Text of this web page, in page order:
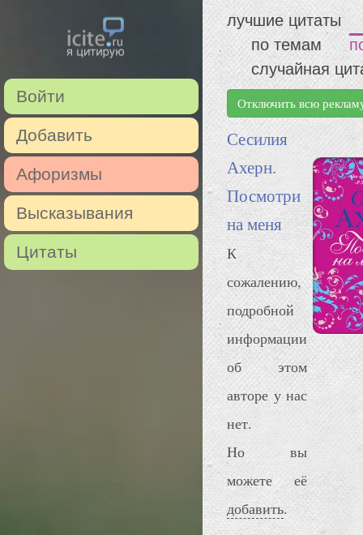
Войти
Добавить
Афоризмы
Высказывания
Цитаты
лучшие цитаты
по темам
случайная
Отключить всю
Сесилия
Ахерн.
Посмотри
на меня
К
сожалению,
подробной
информации
об этом
авторе у нас
нет.
Но вы
можете её
добавить.